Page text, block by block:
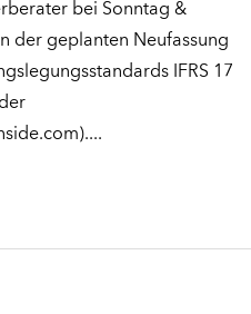
bei Sonntag &
der geplanten Neufassung
IFRS 17